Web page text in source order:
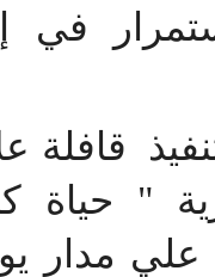
في
قافلة
" حياة